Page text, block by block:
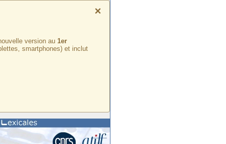
×
version au 1er
smartphones) et inclut